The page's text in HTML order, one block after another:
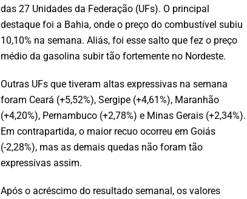
das 27 Unidades da Federação (UFs). O principal
destaque foi a Bahia, onde o preço do combustível subiu
10,10% na semana. Aliás, foi esse salto que fez o preço
médio da gasolina subir tão fortemente no Nordeste.
Outras UFs que tiveram altas expressivas na semana
foram Ceará (+5,52%), Sergipe (+4,61%), Maranhão
(+4,20%), Pernambuco (+2,78%) e Minas Gerais (+2,34%).
Em contrapartida, o maior recuo ocorreu em Goiás
(-2,28%), mas as demais quedas não foram tão
expressivas assim.
Após o acréscimo do resultado semanal, os valores